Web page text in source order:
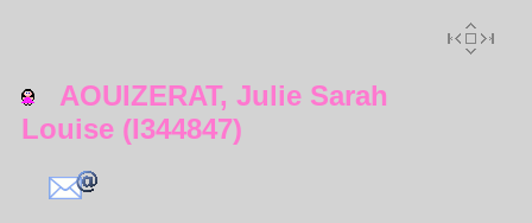
AOUIZERAT, Julie Sarah
Louise (I344847)